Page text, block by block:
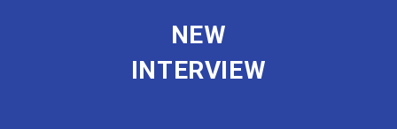
NEW
INTERVIEW